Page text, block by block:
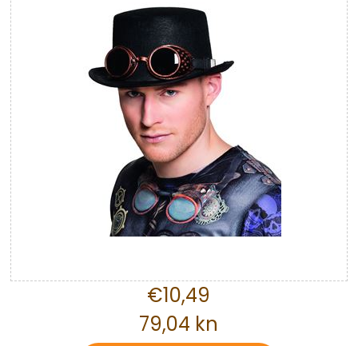
€10,49
79,04 kn